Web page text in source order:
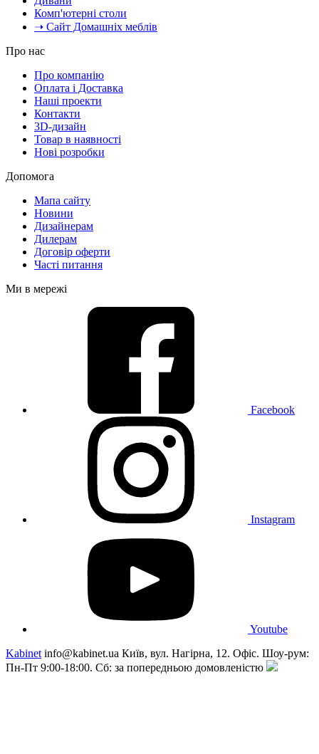
Комп'ютерні столи
➝ Сайт Домашніх меблів
Про нас
Про компанію
Оплата і Доставка
Наші проекти
Контакти
3D-дизайн
Товар в наявності
Нові розробки
Допомога
Мапа сайту
Новини
Дизайнерам
Дилерам
Договір оферти
Часті питання
Ми в мережі
Facebook
Instagram
Youtube
Kabinet info@kabinet.ua Київ, вул. Нагірна, 12. Офіс. Шоу-рум:
Пн-Пт 9:00-18:00. Сб: за попередньою домовленістю